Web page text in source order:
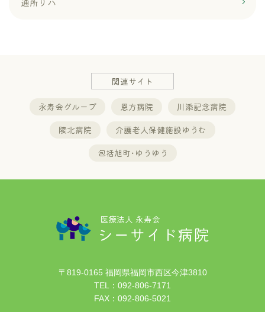
関連サイト
永寿会グループ 恩方病院
川添記念病院
陵北病院
介護老人保健施設ゆうむ
包括旭町･ゆうゆう
医療法人 永寿会
シーサイド病院
〒819-0165 福岡県福岡市西区今津3810
TEL： 092-806-7171
FAX：092-806-5021